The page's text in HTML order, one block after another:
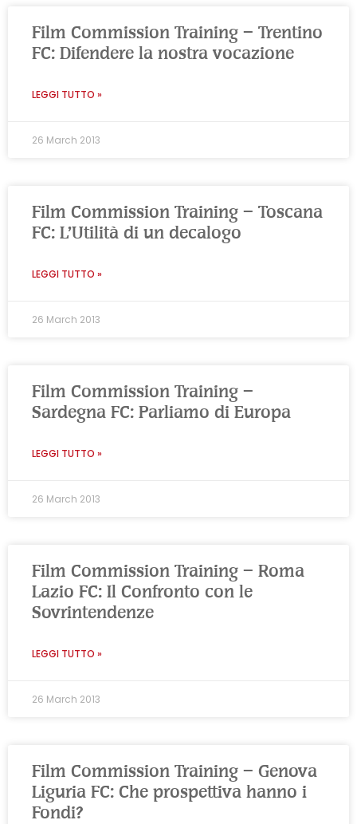
Film Commission Training – Trentino
FC: Difendere la nostra vocazione
LEGGI TUTTO »
26 March 2013
Film Commission Training – Toscana
FC: L’Utilità di un decalogo
LEGGI TUTTO »
26 March 2013
Film Commission Training –
Sardegna FC: Parliamo di Europa
LEGGI TUTTO »
26 March 2013
Film Commission Training – Roma
Lazio FC: Il Confronto con le
Sovrintendenze
LEGGI TUTTO »
26 March 2013
Film Commission Training – Genova
Liguria FC: Che prospettiva hanno i
Fondi?